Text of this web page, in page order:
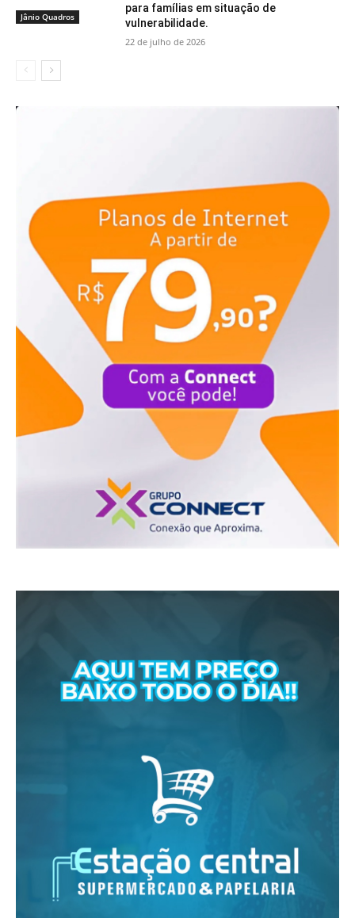
Jânio Quadros
para famílias em situação de
vulnerabilidade.
22 de julho de 2026